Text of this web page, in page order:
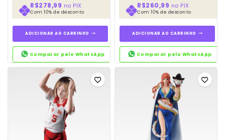
R$278,99 no PIX
Com 10% de desconto
ADICIONAR AO CARRINHO
Comparar pelo WhatsApp
R$260,99 no PIX
Com 10% de desconto
ADICIONAR AO CARRINHO
Comparar pelo WhatsApp